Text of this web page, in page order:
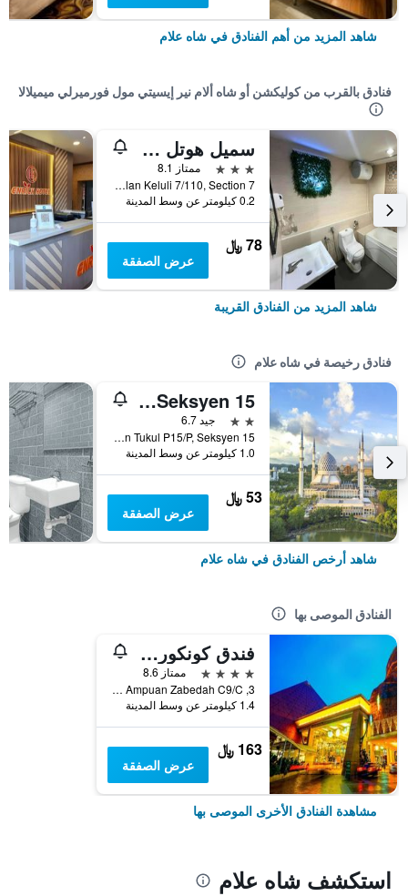
شاهد المزيد من أهم الفنادق في شاه علام
فنادق بالقرب من كوليكشن أو شاه ألام نير إيسيتي مول فورميرلي ميميلالا
سميل هوتل شاه ألام إي سيتي
3 نجوم
ممتاز 8.1
No.19, Jalan Keluli 7/110, Section 7, شاه علام, ماليزيا
0.2 كيلومتر عن وسط المدينة
78 ﷼
عرض الصفقة
شاهد المزيد من الفنادق القريبة
فنادق رخيصة في شاه علام
Smart Hotel Shah Alam Seksyen 15
2 نجمتين
جيد 6.7
No 23, Jalan Tukul P15/P, Seksyen 15, شاه علام, ماليزيا
1.0 كيلومتر عن وسط المدينة
53 ﷼
عرض الصفقة
شاهد أرخص الفنادق في شاه علام
الفنادق الموصى بها
فندق كونكورد شاه علم
4 نجوم
ممتاز 8.6
3, Jalan Tengku Ampuan Zabedah C9/C, شاه علام, ماليزيا
1.4 كيلومتر عن وسط المدينة
163 ﷼
عرض الصفقة
مشاهدة الفنادق الأخرى الموصى بها
استكشف شاه علام